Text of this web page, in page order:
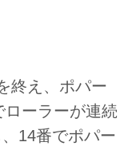
終え、ポパー
ローラーが連続
14番でポパー